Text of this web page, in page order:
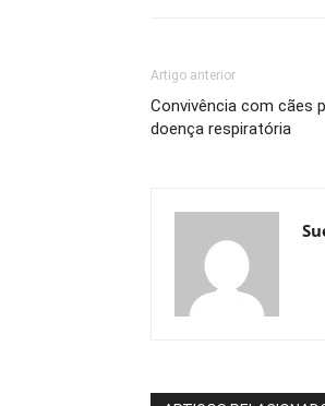
Artigo anterior
Convivência com cães
doença respiratória